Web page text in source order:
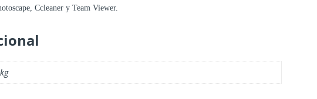
Ccleaner y Team Viewer.